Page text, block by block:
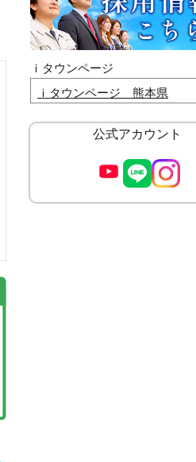
ｉタウンページ
ｉタウンページ 熊本県
公式アカウント